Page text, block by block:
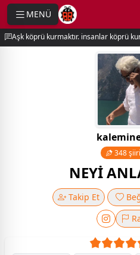
MENÜ
348 şiiri
NEYİ
Takip Et
menu